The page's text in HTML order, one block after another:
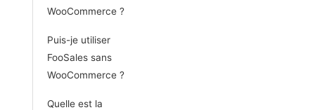
WooCommerce ?
Puis-je utiliser
FooSales sans
WooCommerce ?
Quelle est la